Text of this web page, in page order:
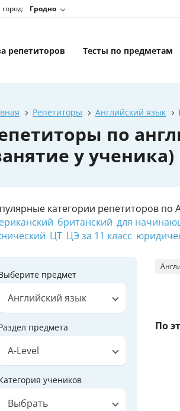
Гродно
репетиторов Тесты по предметам
Репетиторы Английский язык
по
у
категории репетиторов по
британский для
ЦТ ЦЭ за 11 класс
предмет
Английский язык
предмета
A-Level
учеников
Выбрать
По